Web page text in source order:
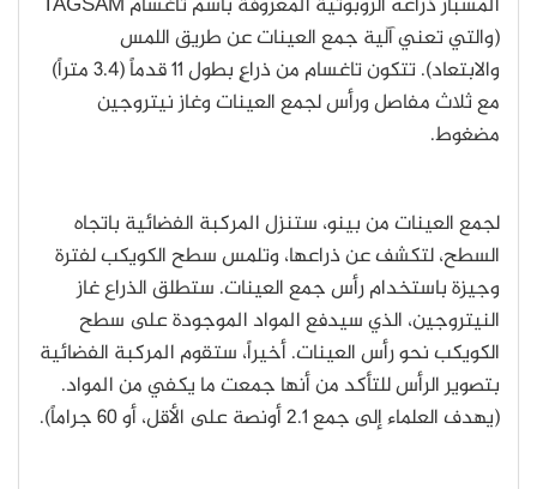
(والتي تعني آلية جمع العينات عن طريق اللمس
والابتعاد). تتكون تاغسام من ذراعٍ بطول 11 قدماً (3.4 متراً)
مع ثلاث مفاصل ورأس لجمع العينات وغاز نيتروجين
مضغوط.
لجمع العينات من بينو، ستنزل المركبة الفضائية باتجاه
السطح، لتكشف عن ذراعها، وتلمس سطح الكويكب لفترة
وجيزة باستخدام رأس جمع العينات. ستطلق الذراع غاز
النيتروجين، الذي سيدفع المواد الموجودة على سطح
الكويكب نحو رأس العينات. أخيراً، ستقوم المركبة الفضائية
بتصوير الرأس للتأكد من أنها جمعت ما يكفي من المواد.
(يهدف العلماء إلى جمع 2.1 أونصة على الأقل، أو 60 جراماً).